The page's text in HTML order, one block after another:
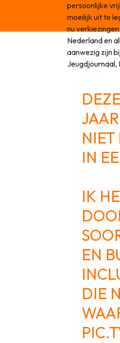
persoonlijke
moeilijk uit te
nu
Nederland en
aanwezig zijn
Jeugdjournaal,
IN
IK
EN
DIE